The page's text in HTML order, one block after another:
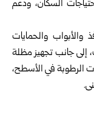
السكان، ودعم
والأبواب والحمايات
إلى جانب تجهيز مظلة
الرطوبة في الأسطح،